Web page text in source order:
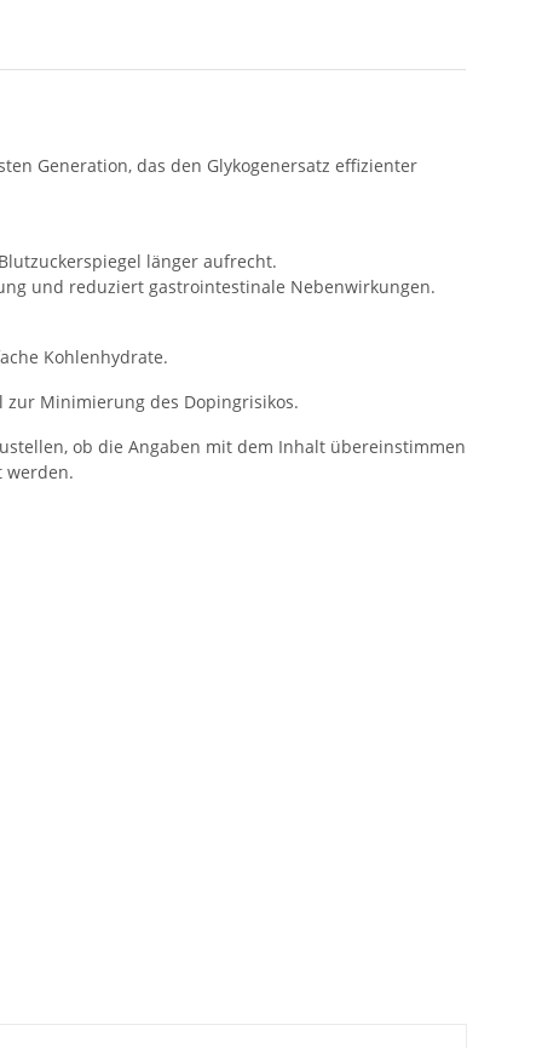
Generation, das den Glykogenersatz effizienter
länger aufrecht.
und reduziert gastrointestinale Nebenwirkungen.
Kohlenhydrate.
Minimierung des Dopingrisikos.
ob die Angaben mit dem Inhalt übereinstimmen
werden.